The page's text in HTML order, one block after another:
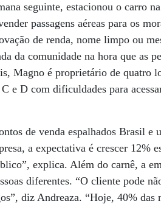
seguinte, estacionou o carro
passagens aéreas para os
de renda, nome limpo ou
da comunidade na hora que as
Magno é proprietário de quatro
e D com dificuldades para
de venda espalhados Brasil e
a expectativa é crescer 12%
explica. Além do carnê, a
diferentes. “O cliente pode
diz Andreaza. “Hoje, 40% das